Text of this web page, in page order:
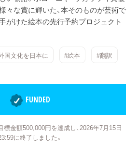
々な賞に輝いた、本そのものが芸術で
がけた絵本の先行予約プロジェクト
国文化を日本に #絵本 #翻訳
FUNDED
標金額500,000円を達成し、2026年7月15日
に終了しました。